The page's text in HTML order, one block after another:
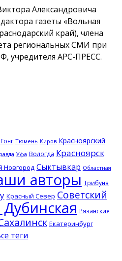
Александровича
газеты «Вольная
край), члена
региональных СМИ при
учредителя АРС-ПРЕСС.
Тюмень Киров Красноярский
Уфа Вологда Красноярск
Новгород Сыктывкар Областная
авторы Трибуна
Красный Север Советский
Рязанские
Екатеринбург
теги